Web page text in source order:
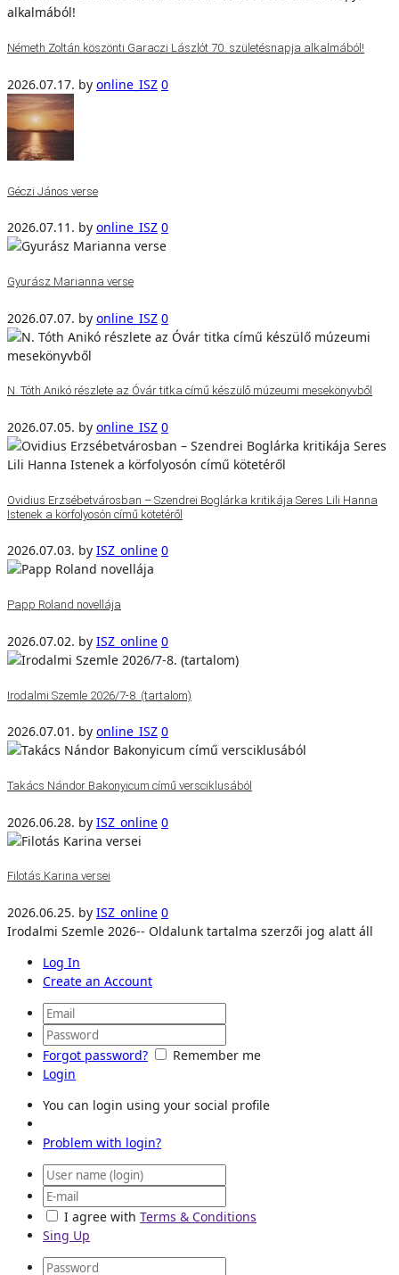
Németh Zoltán köszönti Garaczi Lászlót 70. születésnapja alkalmából!
2026.07.17. by online_ISZ 0
Géczi János verse
2026.07.11. by online_ISZ 0
Gyurász Marianna verse
2026.07.07. by online_ISZ 0
N. Tóth Anikó részlete az Óvár titka című készülő múzeumi mesekönyvből
2026.07.05. by online_ISZ 0
Ovidius Erzsébetvárosban – Szendrei Boglárka kritikája Seres Lili Hanna
Istenek a körfolyosón című kötetéről
2026.07.03. by ISZ_online 0
Papp Roland novellája
2026.07.02. by ISZ_online 0
Irodalmi Szemle 2026/7-8. (tartalom)
2026.07.01. by online_ISZ 0
Takács Nándor Bakonyicum című versciklusából
2026.06.28. by ISZ_online 0
Filotás Karina versei
2026.06.25. by ISZ_online 0
Irodalmi Szemle 2026-- Oldalunk tartalma szerzői jog alatt áll
Log In
Create an Account
Forgot password?
Remember me
Login
You can login using your social profile
Problem with login?
I agree with Terms & Conditions
Sing Up